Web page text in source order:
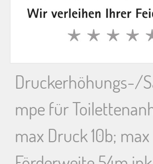
h
Druckerhöhungs-/
mpe für
max Druck 10b; max